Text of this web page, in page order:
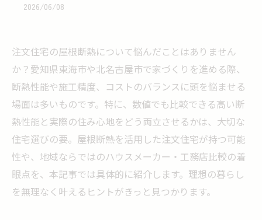
2026/06/08
注文住宅の屋根断熱について悩んだことはありません
か？愛知県東海市や北名古屋市で家づくりを進める際、
断熱性能や施工精度、コストのバランスに頭を悩ませる
場面は多いものです。特に、数値でも比較できる高い断
熱性能と実際の住み心地をどう両立させるかは、大切な
住宅選びの要。屋根断熱を活用した注文住宅が持つ可能
性や、地域ならではのハウスメーカー・工務店比較の着
眼点を、本記事では具体的に紹介します。理想の暮らし
を無理なく叶えるヒントがきっと見つかります。